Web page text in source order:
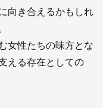
向き合えるかもしれ
女性たちの味方とな
える存在としての